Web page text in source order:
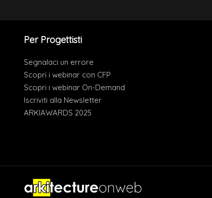
Per Progettisti
Segnalaci un errore
Scopri i webinar con CFP
Scopri i webinar On-Demand
Iscriviti alla Newsletter
ARKIAWARDS 2025